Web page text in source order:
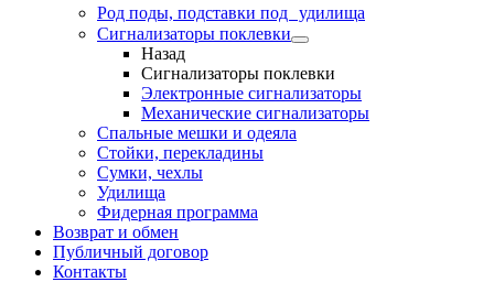
Род поды, подставки под удилища
Сигнализаторы поклевки
Назад
Сигнализаторы поклевки
Электронные сигнализаторы
Механические сигнализаторы
Спальные мешки и одеяла
Стойки, перекладины
Сумки, чехлы
Удилища
Фидерная программа
Возврат и обмен
Публичный договор
Контакты